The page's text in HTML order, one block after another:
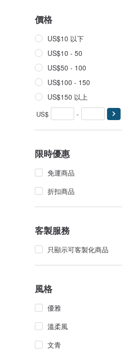
價格
US$10 以下
US$10 - 50
US$50 - 100
US$100 - 150
US$150 以上
US$ -
限時優惠
免運商品
折扣商品
客製服務
只顯示可客製化商品
風格
優雅
溫柔風
文青